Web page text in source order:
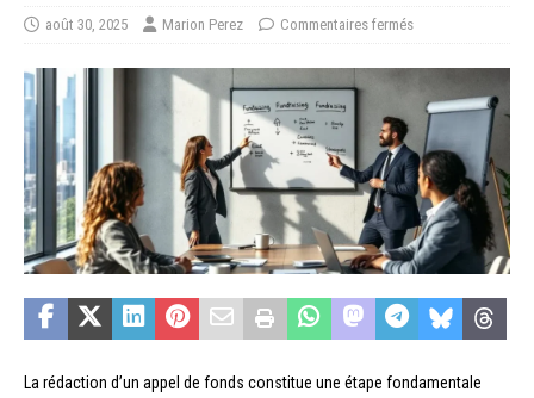
août 30, 2025 Marion Perez Commentaires fermés
La rédaction d’un appel de fonds constitue une étape fondamentale